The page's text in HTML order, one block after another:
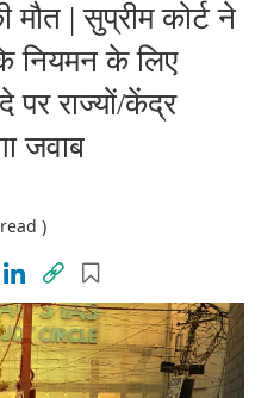
मौत | सुप्रीम कोर्ट ने
नियमन के लिए
पर राज्यों/केंद्र
जवाब
)